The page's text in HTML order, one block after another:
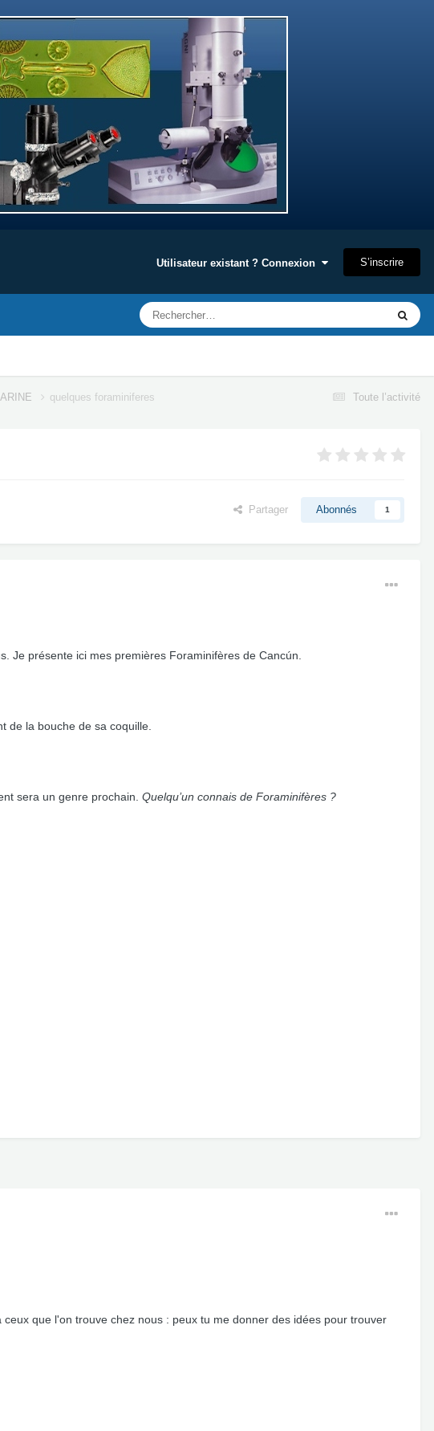
Utilisateur existant ? Connexion S’inscrire
Toute l’activité
quelques foraminiferes
Partager Abonnés 1
Je présente ici mes premières Foraminifères de Cancún.
de la bouche de sa coquille.
sera un genre prochain. Quelqu’un connais de Foraminifères ?
que l'on trouve chez nous : peux tu me donner des idées pour trouver